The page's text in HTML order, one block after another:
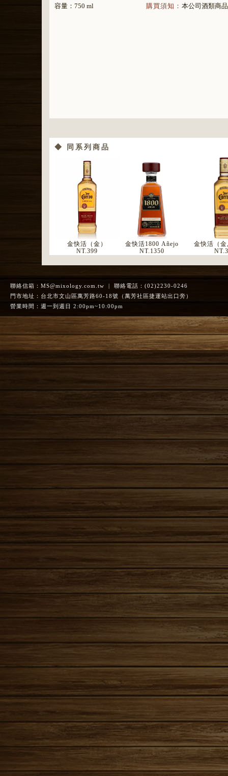
容量：750 ml
購買須知： 本公司酒類商
◆ 同系列商品
金快活（金）
NT.399
金快活1800 Añejo
NT. 1350
金快活（
NT.
聯絡信箱： MS@mixology.com.tw | 聯絡電話：(02)2230-0246
門市地址：台北市文山區萬芳路60-18號（萬芳社區捷運站出口旁）
營業時間：週一到週日 2:00pm~10:00pm